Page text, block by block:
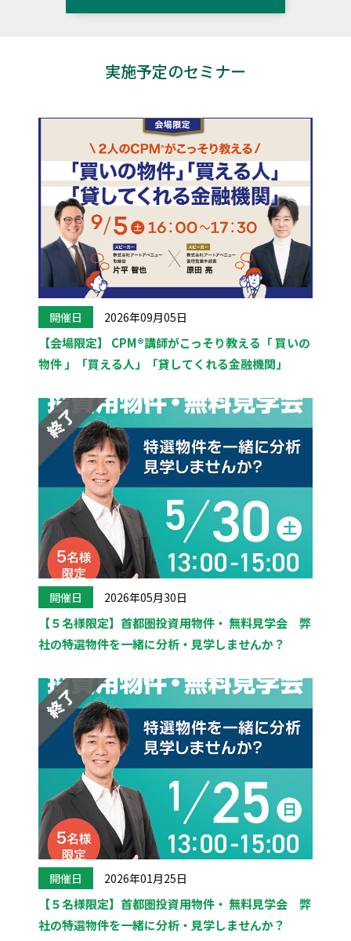
実施予定のセミナー
開催日 2026年09月05日
【会場限定】 CPM®講師がこっそり教える「 買いの
物件 」「買える人」「貸してくれる金融機関」
開催日 2026年05月30日
【５名様限定】首都圏投資用物件・ 無料見学会 弊
社の特選物件を一緒に分析・見学しませんか？
開催日 2026年01月25日
【５名様限定】首都圏投資用物件・ 無料見学会 弊
社の特選物件を一緒に分析・見学しませんか？